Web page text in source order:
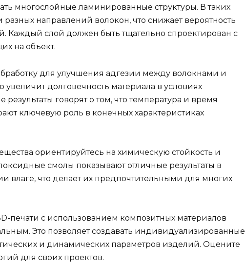
многослойные ламинированные структуры. В таких
направлений волокон, что снижает вероятность
Каждый слой должен быть тщательно спроектирован с
на объект.
для улучшения адгезии между волокнами и
увеличит долговечность материала в условиях
говорят о том, что температура и время
ключевую роль в конечных характеристиках
ориентируйтесь на химическую стойкость и
смолы показывают отличные результаты в
влаге, что делает их предпочтительными для многих
печати с использованием композитных материалов
Это позволяет создавать индивидуализированные
и динамических параметров изделий. Оцените
для своих проектов.